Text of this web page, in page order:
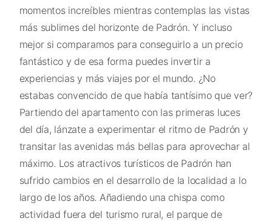
momentos increíbles mientras contemplas las vistas
más sublimes del horizonte de Padrón. Y incluso
mejor si comparamos para conseguirlo a un precio
fantástico y de esa forma puedes invertir a
experiencias y más viajes por el mundo. ¿No
estabas convencido de que había tantísimo que ver?
Partiendo del apartamento con las primeras luces
del día, lánzate a experimentar el ritmo de Padrón y
transitar las avenidas más bellas para aprovechar al
máximo. Los atractivos turísticos de Padrón han
sufrido cambios en el desarrollo de la localidad a lo
largo de los años. Añadiendo una chispa como
actividad fuera del turismo rural, el parque de